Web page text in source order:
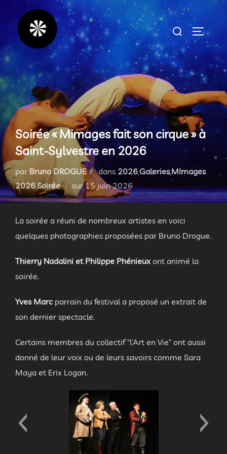
contenu
Rechercher :
Soirée « Mimages fait son cirque » à
Saint-Sylvestre en 2026
par Bruno DROGUE dans 2026,Galeries,MImages
2026,Soirée surPublié
le
15 juin 2026
La soirée a réuni de nombreux artistes en voici
quelques photographies proposées par Bruno Drogue.
Thierry Nadalini et Philippe Phénieux ont animé la
soirée.
Yves Marc parrain du festival a proposé un extrait de
son dernier spectacle.
Certains membres du collectif “l’Art en Vie” ont aussi
donné de leur voix ou de leurs savoirs comme Sara
Maya et Erix Logan.